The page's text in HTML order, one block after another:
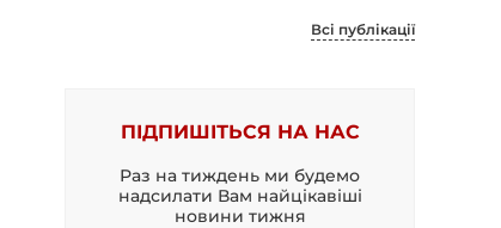
Всі публікації
ПІДПИШІТЬСЯ НА НАС
Раз на тиждень ми будемо
надсилати Вам найцікавіші
новини тижня